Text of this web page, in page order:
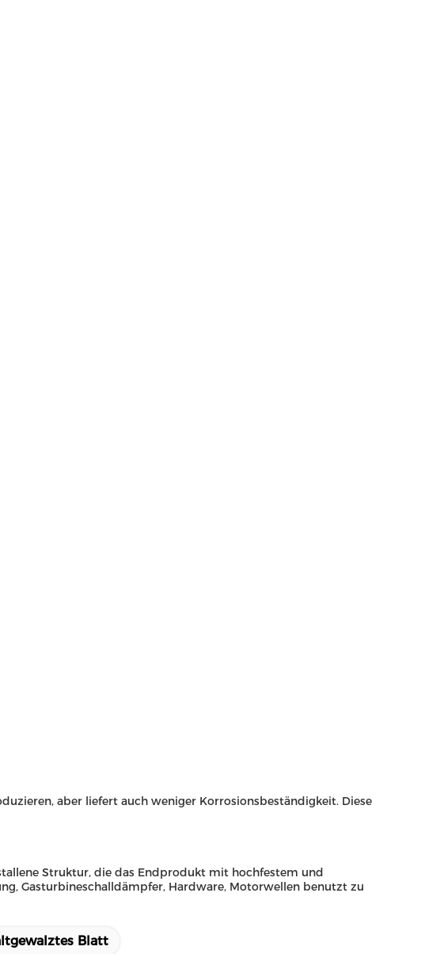
aber liefert auch weniger Korrosionsbeständigkeit. Diese
Struktur, die das Endprodukt mit hochfestem und
Gasturbineschalldämpfer, Hardware, Motorwellen benutzt zu
Blatt